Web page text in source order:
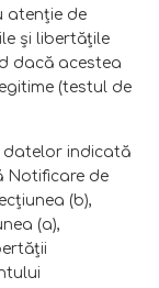
atenţie de
şi libertăţile
dacă acestea
(testul de
datelor indicată
Notificare de
(b),
(a),